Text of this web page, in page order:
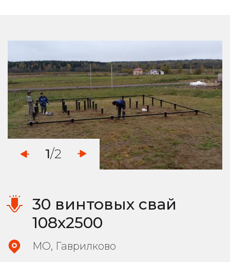
1/2
30 винтовых свай
108х2500
МО, Гаврилково